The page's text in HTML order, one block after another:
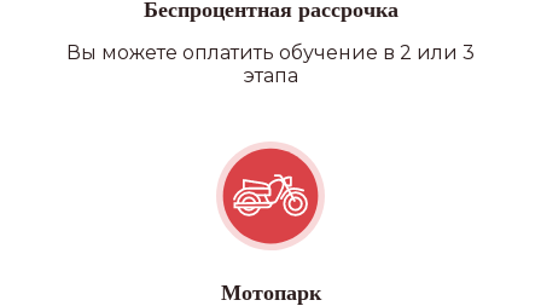
Беспроцентная рассрочка
Вы можете оплатить обучение в 2 или 3
этапа
Мотопарк